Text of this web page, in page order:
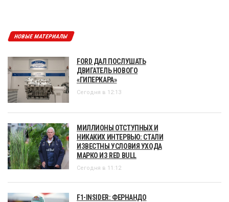
НОВЫЕ МАТЕРИАЛЫ
FORD ДАЛ ПОСЛУШАТЬ
ДВИГАТЕЛЬ НОВОГО
«ГИПЕРКАРА»
Сегодня в 12:13
МИЛЛИОНЫ ОТСТУПНЫХ И
НИКАКИХ ИНТЕРВЬЮ: СТАЛИ
ИЗВЕСТНЫ УСЛОВИЯ УХОДА
МАРКО ИЗ RED BULL
Сегодня в 11:12
F1-INSIDER: ФЕРНАНДО